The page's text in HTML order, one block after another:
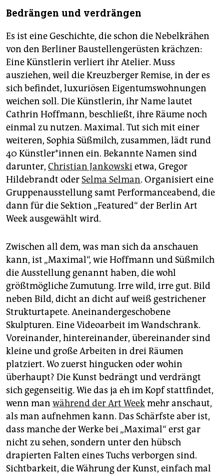
Bedrängen und verdrängen
Es ist eine Geschichte, die schon die Nebelkrähen
von den Berliner Baustellengerüsten krächzen:
Eine Künstlerin verliert ihr Atelier. Muss
ausziehen, weil die Kreuzberger Remise, in der es
sich befindet, luxuriösen Eigentumswohnungen
weichen soll. Die Künstlerin, ihr Name lautet
Cathrin Hoffmann, beschließt, ihre Räume noch
einmal zu nutzen. Maximal. Tut sich mit einer
weiteren, Sophia Süßmilch, zusammen, lädt rund
40 Künst­le­r*in­nen ein. Bekannte Namen sind
darunter, Christian Jankowskietwa, Gregor
Hildebrandt oder Selma Selman. Organisiert eine
Gruppenausstellung samt Performanceabend, die
dann für die Sektion „Featured“ der Berlin Art
Week ausgewählt wird.
Zwischen all dem, was man sich da anschauen
kann, ist „Maximal“, wie Hoffmann und Süßmilch
die Ausstellung genannt haben, die wohl
größtmögliche Zumutung. Irre wild, irre gut. Bild
neben Bild, dicht an dicht auf weiß gestrichener
Strukturtapete. Aneinandergeschobene
Skulpturen. Eine Videoarbeit im Wandschrank.
Voreinander, hintereinander, übereinander sind
kleine und große Arbeiten in drei Räumen
platziert. Wo zuerst hingucken oder wohin
überhaupt? Die Kunst bedrängt und verdrängt
sich gegenseitig. Wie das ja eh im Kopf stattfindet,
wenn man während der Art Weekmehr anschaut,
als man aufnehmen kann. Das Schärfste aber ist,
dass manche der Werke bei „Maximal“ erst gar
nicht zu sehen, sondern unter den hübsch
drapierten Falten eines Tuchs verborgen sind.
Sichtbarkeit, die Währung der Kunst, einfach mal